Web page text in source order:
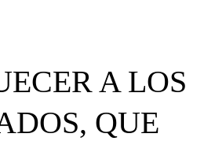
A LOS
QUE